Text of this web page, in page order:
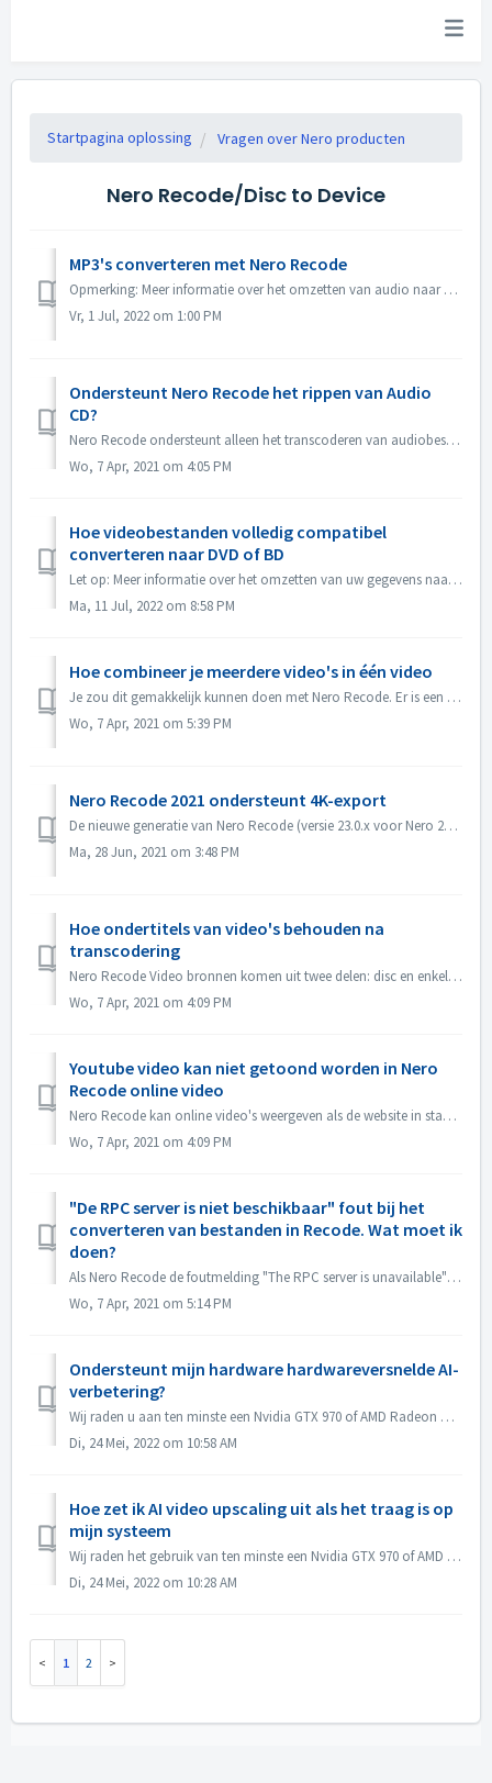
Startpagina oplossing Vragen over Nero producten
Nero Recode/Disc to Device
MP3's converteren met Nero Recode
Opmerking: Meer informatie over het omzetten van audio naar MP3 vindt u onder de volgende link: Audio omzetten naar MP3 Klik op de volgende link voor meer ...
Vr, 1 Jul, 2022 om 1:00 PM
Ondersteunt Nero Recode het rippen van Audio
CD?
Nero Recode ondersteunt alleen het transcoderen van audiobestanden. Audio CD rippen is niet beschikbaar. Als je CD's wilt rippen, gebruik dan Nero Media...
Wo, 7 Apr, 2021 om 4:05 PM
Hoe videobestanden volledig compatibel
converteren naar DVD of BD
Let op: Meer informatie over het omzetten van uw gegevens naar een externe harde schijf vindt u op de volgende link: Gegevens omzetten naar een externe hard...
Ma, 11 Jul, 2022 om 8:58 PM
Hoe combineer je meerdere video's in één video
Je zou dit gemakkelijk kunnen doen met Nero Recode. Er is een optie 'Combineer video's in één bestand'. Selecteer deze optie en alle video's...
Wo, 7 Apr, 2021 om 5:39 PM
Nero Recode 2021 ondersteunt 4K-export
De nieuwe generatie van Nero Recode (versie 23.0.x voor Nero 2021 Permanente licentie, en 23.5.x voor Nero Abonnementslicentie) ondersteunt het exporteren n...
Ma, 28 Jun, 2021 om 3:48 PM
Hoe ondertitels van video's behouden na
transcodering
Nero Recode Video bronnen komen uit twee delen: disc en enkel videobestand. 1) Disc als bron: Volgens DVD specificaties, DVD disc bevat BUP, IFO, VOB best...
Wo, 7 Apr, 2021 om 4:09 PM
Youtube video kan niet getoond worden in Nero
Recode online video
Nero Recode kan online video's weergeven als de website in staat is om video's tijdens het afspelen op te slaan op de lokale harde schijf. De meeste...
Wo, 7 Apr, 2021 om 4:09 PM
"De RPC server is niet beschikbaar" fout bij het
converteren van bestanden in Recode. Wat moet ik
doen?
Als Nero Recode de foutmelding "The RPC server is unavailable" geeft bij het converteren van bestanden, kunt u dan de volgende stappen proberen? ...
Wo, 7 Apr, 2021 om 5:14 PM
Ondersteunt mijn hardware hardwareversnelde AI-
verbetering?
Wij raden u aan ten minste een Nvidia GTX 970 of AMD Radeon R9 390 grafische kaart te gebruiken voor hardwareversnelde video-AI-opwaardering van SD-bronbest...
Di, 24 Mei, 2022 om 10:58 AM
Hoe zet ik AI video upscaling uit als het traag is op
mijn systeem
Wij raden het gebruik van ten minste een Nvidia GTX 970 of AMD Radeon R9 390 grafische kaarten aan voor hardwareversnelde video AI upscaling van SD-bronbest...
Di, 24 Mei, 2022 om 10:28 AM
1 2